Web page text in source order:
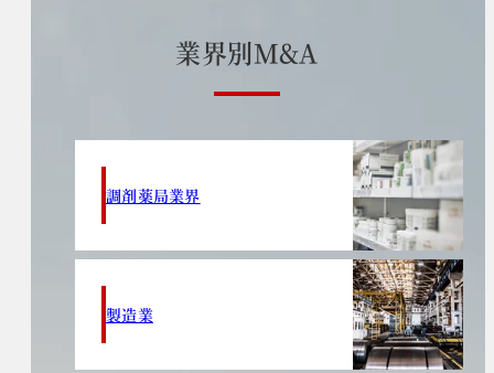
業界別M&A
調剤薬局業界
製造業